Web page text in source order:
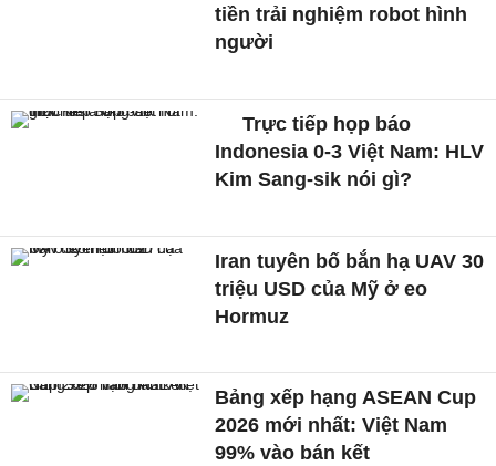
tiền trải nghiệm robot hình
người
Trực tiếp họp báo
Indonesia 0-3 Việt Nam: HLV
Kim Sang-sik nói gì?
Iran tuyên bố bắn hạ UAV 30
triệu USD của Mỹ ở eo
Hormuz
Bảng xếp hạng ASEAN Cup
2026 mới nhất: Việt Nam
99% vào bán kết